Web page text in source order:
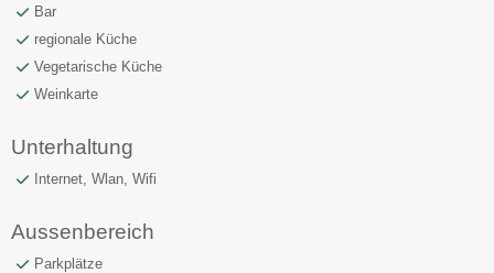
Bar
regionale Küche
Vegetarische Küche
Weinkarte
Unterhaltung
Internet, Wlan, Wifi
Aussenbereich
Parkplätze